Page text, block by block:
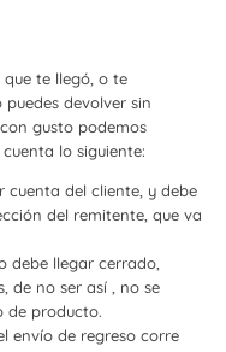
te llegó, o te
devolver sin
gusto podemos
lo siguiente:
cuenta del cliente, y debe
del remitente, que va
debe llegar cerrado,
de no ser así , no se
de producto.
envío de regreso corre